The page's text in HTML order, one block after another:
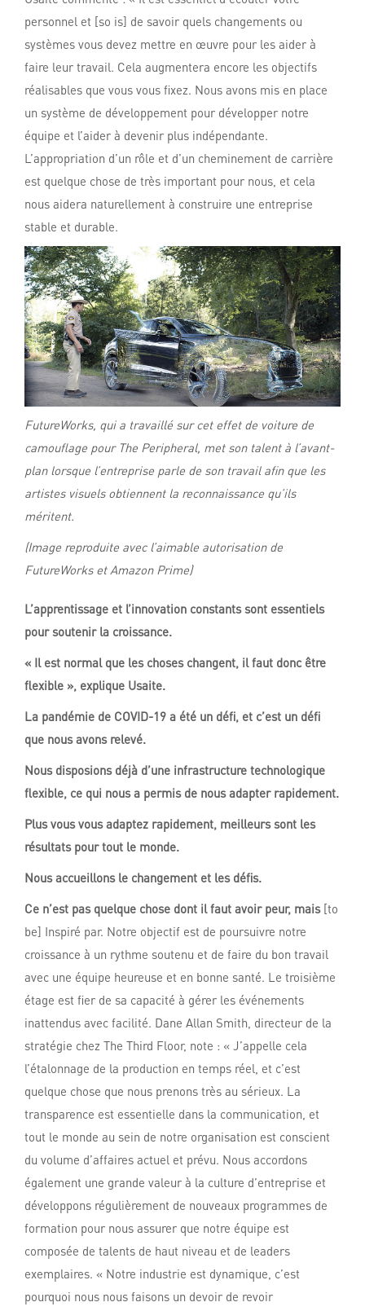
personnel et [so is] de savoir quels changements ou
systèmes vous devez mettre en œuvre pour les aider à
faire leur travail. Cela augmentera encore les objectifs
réalisables que vous vous fixez. Nous avons mis en place
un système de développement pour développer notre
équipe et l’aider à devenir plus indépendante.
L’appropriation d’un rôle et d’un cheminement de carrière
est quelque chose de très important pour nous, et cela
nous aidera naturellement à construire une entreprise
stable et durable.
FutureWorks, qui a travaillé sur cet effet de voiture de
camouflage pour The Peripheral, met son talent à l’avant-
plan lorsque l’entreprise parle de son travail afin que les
artistes visuels obtiennent la reconnaissance qu’ils
méritent.
(Image reproduite avec l’aimable autorisation de
FutureWorks et Amazon Prime)
L’apprentissage et l’innovation constants sont essentiels
pour soutenir la croissance.
« Il est normal que les choses changent, il faut donc être
flexible », explique Usaite.
La pandémie de COVID-19 a été un défi, et c’est un défi
que nous avons relevé.
Nous disposions déjà d’une infrastructure technologique
flexible, ce qui nous a permis de nous adapter rapidement.
Plus vous vous adaptez rapidement, meilleurs sont les
résultats pour tout le monde.
Nous accueillons le changement et les défis.
Ce n’est pas quelque chose dont il faut avoir peur, mais[to
be] Inspiré par. Notre objectif est de poursuivre notre
croissance à un rythme soutenu et de faire du bon travail
avec une équipe heureuse et en bonne santé. Le troisième
étage est fier de sa capacité à gérer les événements
inattendus avec facilité. Dane Allan Smith, directeur de la
stratégie chez The Third Floor, note : « J’appelle cela
l’étalonnage de la production en temps réel, et c’est
quelque chose que nous prenons très au sérieux. La
transparence est essentielle dans la communication, et
tout le monde au sein de notre organisation est conscient
du volume d’affaires actuel et prévu. Nous accordons
également une grande valeur à la culture d’entreprise et
développons régulièrement de nouveaux programmes de
formation pour nous assurer que notre équipe est
composée de talents de haut niveau et de leaders
exemplaires. « Notre industrie est dynamique, c’est
pourquoi nous nous faisons un devoir de revoir